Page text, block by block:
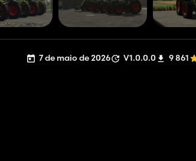
7 de maio de 2026 V1.0.0.0 9 861